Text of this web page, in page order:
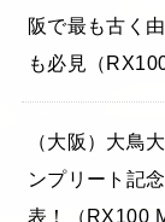
阪で最も古く
も必見（
（大阪）大鳥
ンプリート記
表！（RX100